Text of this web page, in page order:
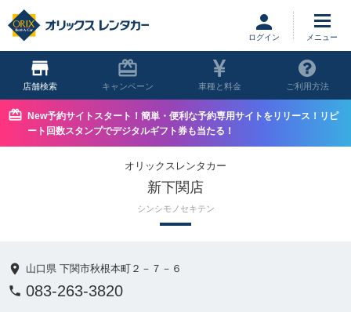
ログイン
店舗 キャンペーン 車種と料金 ご利用方法
New予約サイトスタート！簡単・便利な予約専用サイトをリリース！リピ
ート回数スタンプでデジタルギフト券も当たる！
オリックスレンタカー
新下関店
シンシモノセキテン
山口県 下関市秋根本町２－７－６
083-263-3820